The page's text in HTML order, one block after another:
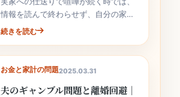
情報を読んで終わらせず、自分の家庭
の事実と次の行動へ落とし込むことが
続きを読む
お金と家計の問題2025.03.31
夫のギャンブル問題と離婚回避｜